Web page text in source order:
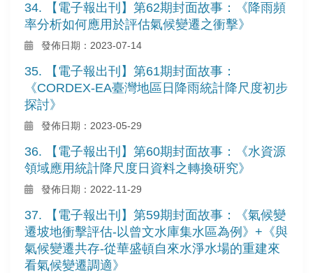
34. 【電子報出刊】第62期封面故事：《降雨頻
率分析如何應用於評估氣候變遷之衝擊》
發佈日期：2023-07-14
35. 【電子報出刊】第61期封面故事：
《CORDEX-EA臺灣地區日降雨統計降尺度初步
探討》
發佈日期：2023-05-29
36. 【電子報出刊】第60期封面故事：《水資源
領域應用統計降尺度日資料之轉換研究》
發佈日期：2022-11-29
37. 【電子報出刊】第59期封面故事：《氣候變
遷坡地衝擊評估-以曾文水庫集水區為例》+《與
氣候變遷共存-從華盛頓自來水淨水場的重建來
看氣候變遷調適》